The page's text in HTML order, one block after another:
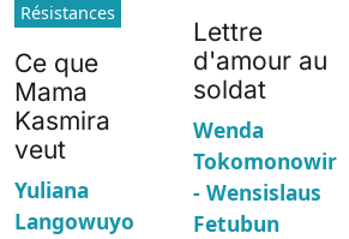
Résistances
Ce que
Mama
Kasmira
veut
Yuliana
Langowuyo
Lettre
d'amour au
soldat
Wenda
Tokomonowir
- Wensislaus
Fetubun